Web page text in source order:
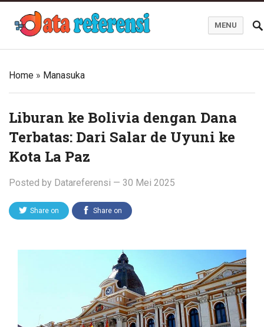
MENU
Home » Manasuka
Liburan ke Bolivia dengan Dana
Terbatas: Dari Salar de Uyuni ke
Kota La Paz
Posted by Datareferensi — 30 Mei 2025
Share on Share on